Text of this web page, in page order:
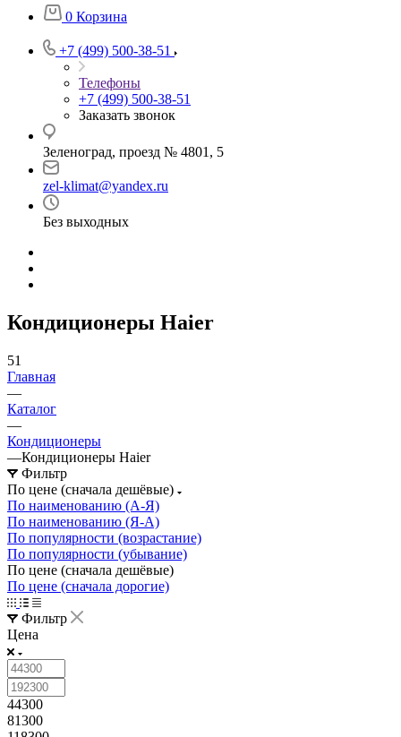
0 Корзина
+7 (499) 500-38-51
Телефоны
+7 (499) 500-38-51
Заказать звонок
Зеленоград, проезд № 4801, 5
zel-klimat@yandex.ru
Без выходных
Кондиционеры Haier
51
Главная
—
Каталог
—
Кондиционеры
—Кондиционеры Haier
Фильтр
По цене (сначала дешёвые)
По наименованию (А-Я)
По наименованию (Я-А)
По популярности (возрастание)
По популярности (убывание)
По цене (сначала дешёвые)
По цене (сначала дорогие)
Фильтр
Цена
44300
81300